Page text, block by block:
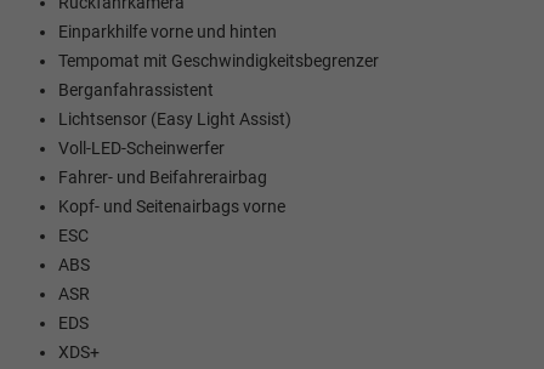
Einparkhilfe vorne und hinten
Tempomat mit Geschwindigkeitsbegrenzer
Berganfahrassistent
Lichtsensor (Easy Light Assist)
Voll-LED-Scheinwerfer
Fahrer- und Beifahrerairbag
Kopf- und Seitenairbags vorne
ESC
ABS
ASR
EDS
XDS+